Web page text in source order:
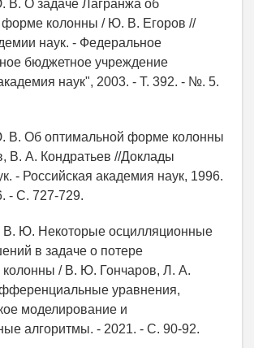
В. О задаче Лагранжа об
форме колонны / Ю. В. Егоров //
наук. - Федеральное
бюджетное учреждение
наук", 2003. - Т. 392. - №. 5.
В. Об оптимальной форме колонны
В. А. Кондратьев //Доклады
- Российская академия наук, 1996.
- С. 727-729.
В. Ю. Некоторые осцилляционные
в задаче о потере
колонны / В. Ю. Гончаров, Л. А.
уравнения,
моделирование и
алгоритмы. - 2021. - С. 90-92.